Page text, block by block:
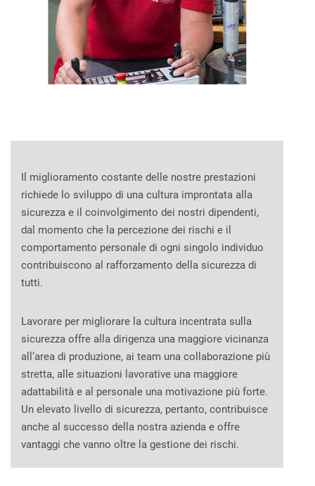
Il miglioramento costante delle nostre prestazioni
richiede lo sviluppo di una cultura improntata alla
sicurezza e il coinvolgimento dei nostri dipendenti,
dal momento che la percezione dei rischi e il
comportamento personale di ogni singolo individuo
contribuiscono al rafforzamento della sicurezza di
tutti.
Lavorare per migliorare la cultura incentrata sulla
sicurezza offre alla dirigenza una maggiore vicinanza
all’area di produzione, ai team una collaborazione più
stretta, alle situazioni lavorative una maggiore
adattabilità e al personale una motivazione più forte.
Un elevato livello di sicurezza, pertanto, contribuisce
anche al successo della nostra azienda e offre
vantaggi che vanno oltre la gestione dei rischi.